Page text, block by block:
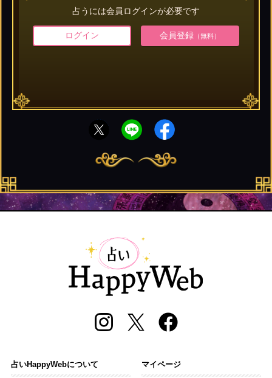
占うには会員ログインが必要です
ログイン 会員登録（無料）
占いHappyWebについて マイページ